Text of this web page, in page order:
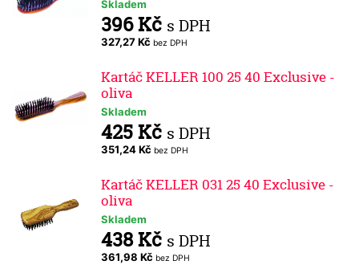
Skladem
396 Kč s DPH
327,27 Kč bez DPH
Kartáč KELLER 100 25 40 Exclusive -
oliva
Skladem
425 Kč s DPH
351,24 Kč bez DPH
Kartáč KELLER 031 25 40 Exclusive -
oliva
Skladem
438 Kč s DPH
361,98 Kč bez DPH